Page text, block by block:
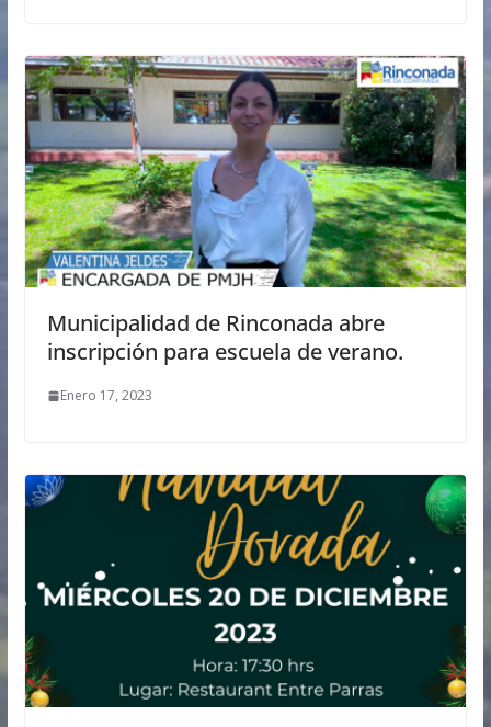
Municipalidad de Rinconada abre
inscripción para escuela de verano.
Enero 17, 2023